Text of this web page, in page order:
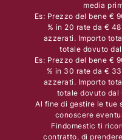
media
Es: Prezzo del bene €
% in 20 rate da €
azzerati. Importo
totale dovuto
Es: Prezzo del bene €
% in 30 rate da €
azzerati. Importo
totale dovuto dal
Al fine di gestire le tue
conoscere
Findomestic ti
contratto, di